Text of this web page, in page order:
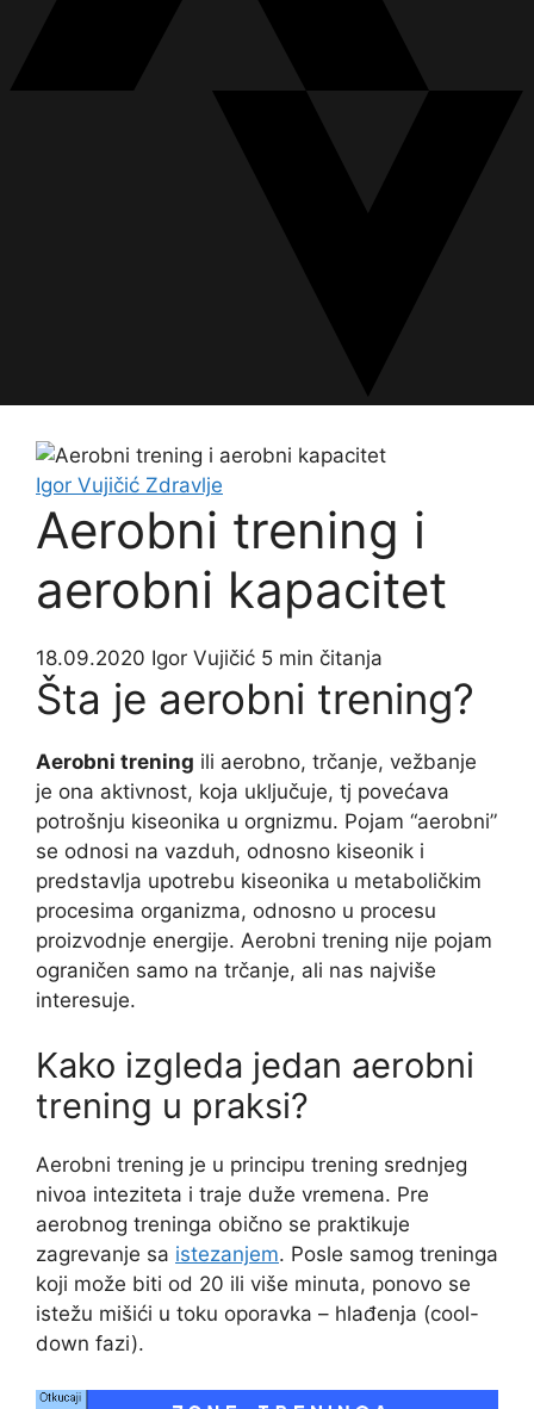
Igor Vujičić Zdravlje
Aerobni trening i
aerobni kapacitet
18.09.2020 Igor Vujičić 5 min čitanja
Šta je aerobni trening?
Aerobni trening ili aerobno, trčanje, vežbanje
je ona aktivnost, koja uključuje, tj povećava
potrošnju kiseonika u orgnizmu. Pojam “aerobni”
se odnosi na vazduh, odnosno kiseonik i
predstavlja upotrebu kiseonika u metaboličkim
procesima organizma, odnosno u procesu
proizvodnje energije. Aerobni trening nije pojam
ograničen samo na trčanje, ali nas najviše
interesuje.
Kako izgleda jedan aerobni
trening u praksi?
Aerobni trening je u principu trening srednjeg
nivoa inteziteta i traje duže vremena. Pre
aerobnog treninga obično se praktikuje
zagrevanje sa istezanjem. Posle samog treninga
koji može biti od 20 ili više minuta, ponovo se
istežu mišići u toku oporavka – hlađenja (cool-
down fazi).